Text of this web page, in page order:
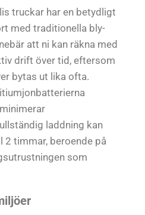
truckar har en betydligt
med traditionella bly-
att ni kan räkna med
drift över tid, eftersom
bytas ut lika ofta.
laddning kan
2 timmar, beroende på
som